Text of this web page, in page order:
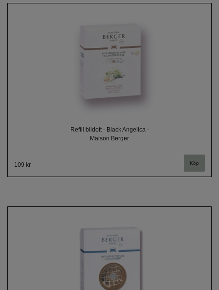
Refill bildoft - Black Angelica -
Maison Berger
109 kr